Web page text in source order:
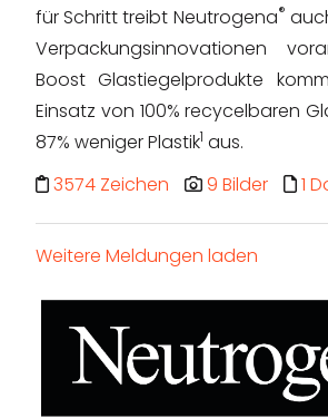
für Schritt treibt Neutrogena®
Verpackungsinnovationen
Boost Glastiegelprodukte
Einsatz von 100% recycelbaren
87% weniger Plastik1 aus.
3574 Zeichen
9 Bilder 1
Weitere Meldungen laden